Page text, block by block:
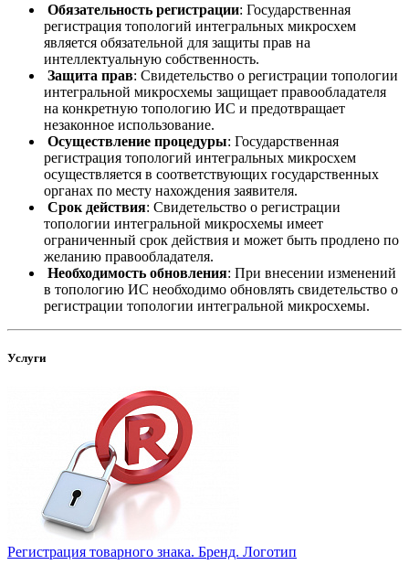
Обязательность регистрации: Государственная
регистрация топологий интегральных микросхем
является обязательной для защиты прав на
интеллектуальную собственность.
Защита прав: Свидетельство о регистрации топологии
интегральной микросхемы защищает правообладателя
на конкретную топологию ИС и предотвращает
незаконное использование.
Осуществление процедуры: Государственная
регистрация топологий интегральных микросхем
осуществляется в соответствующих государственных
органах по месту нахождения заявителя.
Срок действия: Свидетельство о регистрации
топологии интегральной микросхемы имеет
ограниченный срок действия и может быть продлено по
желанию правообладателя.
Необходимость обновления: При внесении изменений
в топологию ИС необходимо обновлять свидетельство о
регистрации топологии интегральной микросхемы.
Услуги
Регистрация товарного знака. Бренд. Логотип